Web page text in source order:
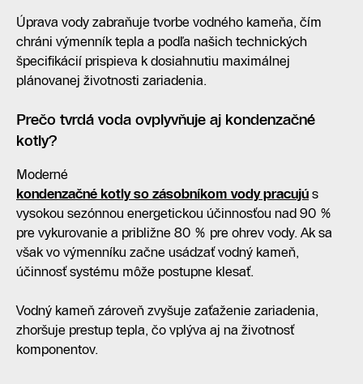
Úprava vody zabraňuje tvorbe vodného kameňa, čím
chráni výmenník tepla a podľa našich technických
špecifikácií prispieva k dosiahnutiu maximálnej
plánovanej životnosti zariadenia.
Prečo tvrdá voda ovplyvňuje aj kondenzačné
kotly?
Moderné
kondenzačné kotly so zásobníkom vody pracujú s
vysokou sezónnou energetickou účinnosťou nad 90 %
pre vykurovanie a približne 80 % pre ohrev vody. Ak sa
však vo výmenníku začne usádzať vodný kameň,
účinnosť systému môže postupne klesať.
Vodný kameň zároveň zvyšuje zaťaženie zariadenia,
zhoršuje prestup tepla, čo vplýva aj na životnosť
komponentov.